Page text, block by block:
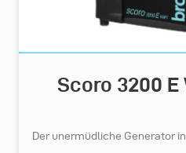
Scoro 3200 E
Der unermüdliche Generator